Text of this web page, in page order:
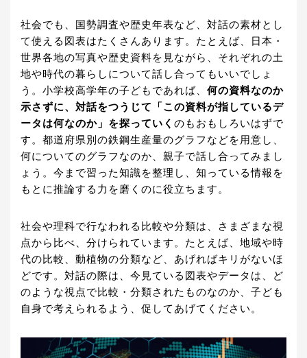
社会でも、国勢調査や歴史年表など、対話の素材とし
て使える図表はたくさんあります。たとえば、日本・
世界各地の写真や歴史資料を見ながら、それぞれの土
地や時代の暮らしについて話し合ってもいいでしょ
う。小学校高学年の子どもであれば、 何の資料なのか
示さずに、対話をつうじて「この資料が指しているデ
ータは何なのか」を探っていく のもおもしろいはずで
す。都道府県別の鉄鋼生産量のグラフなどを用意し、
何についてのグラフなのか、親子で話し合ってみまし
ょう。今まで習った知識を整理し、知っている情報を
もとに推論する力を磨くのに役立ちます。
社会や理科で行なわれる比較や分類は、さまざまな視
点から比べ、分けられています。たとえば、地域や時
代の比較、動植物の分類など、あげればキリがないほ
どです。対話の際は、今見ている図表やデータは、ど
のような視点で比較・分類されたものなのか、子ども
自身で考えられるよう、促してあげてください。